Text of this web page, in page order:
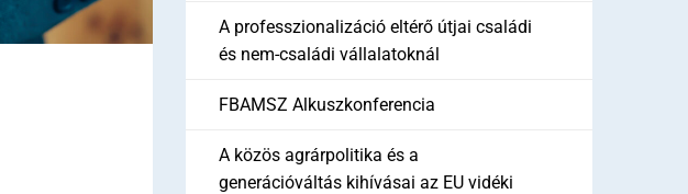
A professzionalizáció eltérő útjai családi
és nem-családi vállalatoknál
FBAMSZ Alkuszkonferencia
A közös agrárpolitika és a
generációváltás kihívásai az EU vidéki